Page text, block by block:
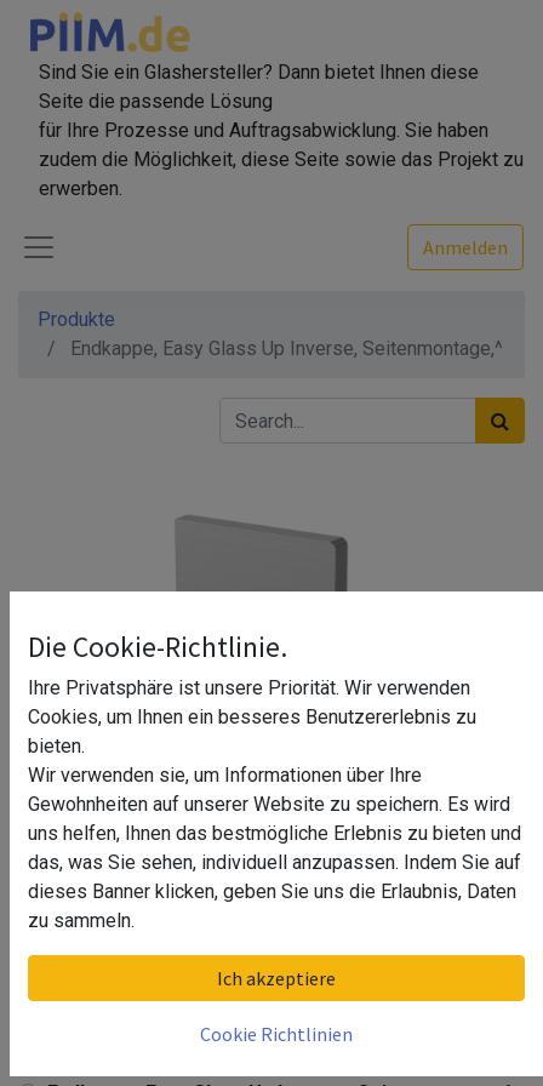
Sind Sie ein Glashersteller? Dann bietet Ihnen diese
Seite die passende Lösung
für Ihre Prozesse und Auftragsabwicklung. Sie haben
zudem die Möglichkeit, diese Seite sowie das Projekt zu
erwerben.
Anmelden
Produkte
Endkappe, Easy Glass Up Inverse, Seitenmontage,^
Endkappe, Easy Glass Up Inverse,
Seitenmontage,^
Endkappe, Easy Glass Up Inverse, Seitenmontage,^
Die Cookie-Richtlinie.
Ihre Privatsphäre ist unsere Priorität. Wir verwenden
Cookies, um Ihnen ein besseres Benutzererlebnis zu
bieten.
Wir verwenden sie, um Informationen über Ihre
Gewohnheiten auf unserer Website zu speichern. Es wird
uns helfen, Ihnen das bestmögliche Erlebnis zu bieten und
das, was Sie sehen, individuell anzupassen. Indem Sie auf
dieses Banner klicken, geben Sie uns die Erlaubnis, Daten
zu sammeln.
Ich akzeptiere
Cookie Richtlinien